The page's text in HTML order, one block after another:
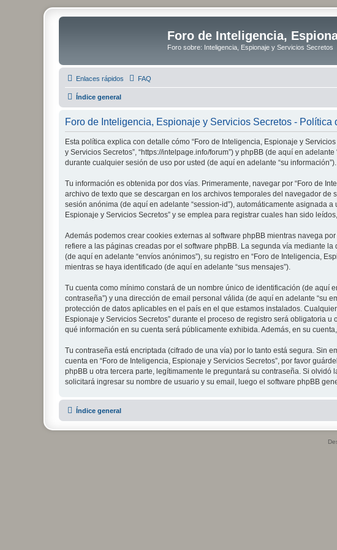
Foro de Inteligencia,
Foro sobre: Inteligencia, Espionaje y Servicios Secretos
Enlaces rápidos FAQ
Índice general
Foro de Inteligencia, Espionaje y Servicios Secretos - Política
Esta política explica con detalle cómo “Foro de Inteligencia, Espionaje y
y Servicios Secretos”, “https://intelpage.info/forum”) y phpBB (de aquí en
durante cualquier sesión de uso por usted (de aquí en adelante “su información”).
Tu información es obtenida por dos vías. Primeramente, navegar por “Foro de
archivo de texto que se descargan en los archivos temporales del navegador
sesión anónima (de aquí en adelante “session-id”), automáticamente asignada
Espionaje y Servicios Secretos” y se emplea para registrar cuales han sido
Además podemos crear cookies externas al software phpBB mientras navega
refiere a las páginas creadas por el software phpBB. La segunda vía mediante
(de aquí en adelante “envíos anónimos”), su registro en “Foro de Inteligencia,
mientras se haya identificado (de aquí en adelante “sus mensajes”).
Tu cuenta como mínimo constará de un nombre único de identificación (de aquí
contraseña”) y una dirección de email personal válida (de aquí en adelante “su
protección de datos aplicables en el país en el que estamos instalados.
Espionaje y Servicios Secretos” durante el proceso de registro será obligatoria
qué información en su cuenta será públicamente exhibida. Además, en su
Tu contraseña está encriptada (cifrado de una vía) por lo tanto está segura. Sin
cuenta en “Foro de Inteligencia, Espionaje y Servicios Secretos”, por favor
phpBB u otra tercera parte, legítimamente le preguntará su contraseña. Si
solicitará ingresar su nombre de usuario y su email, luego el software phpBB
Índice general